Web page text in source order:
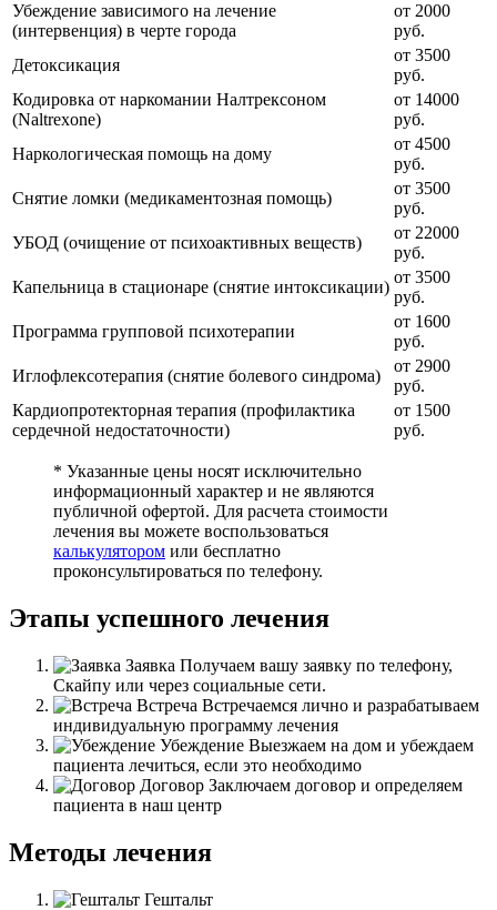
Убеждение зависимого на лечение
(интервенция) в черте города
от 2000
руб.
Детоксикация
от 3500
руб.
Кодировка от наркомании Налтрексоном
(Naltrexone)
от 14000
руб.
Наркологическая помощь на дому
от 4500
руб.
Снятие ломки (медикаментозная помощь)
от 3500
руб.
УБОД (очищение от психоактивных веществ)
от 22000
руб.
Капельница в стационаре (снятие интоксикации)
от 3500
руб.
Программа групповой психотерапии
от 1600
руб.
Иглофлексотерапия (снятие болевого синдрома)
от 2900
руб.
Кардиопротекторная терапия (профилактика
сердечной недостаточности)
от 1500
руб.
* Указанные цены носят исключительно
информационный характер и не являются
публичной офертой. Для расчета стоимости
лечения вы можете воспользоваться
калькулятором или бесплатно
проконсультироваться по телефону.
Этапы успешного лечения
Заявка Получаем вашу заявку по телефону,
Скайпу или через социальные сети.
Встреча Встречаемся лично и разрабатываем
индивидуальную программу лечения
Убеждение Выезжаем на дом и убеждаем
пациента лечиться, если это необходимо
Договор Заключаем договор и определяем
пациента в наш центр
Методы лечения
Гештальт